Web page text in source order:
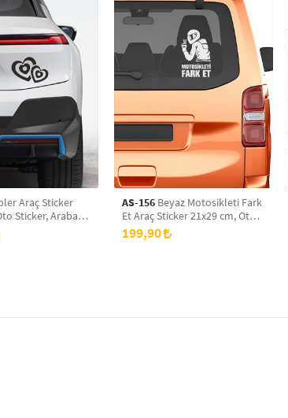
ve çıkarılabilir özellikleriyle de öne çıkar. Yüksek kaliteli
bu stickerlar, araca zarar vermeden temiz bir şekilde çıkarılabilir.
suya, güneşe ve kirlenmeye karşı dayanıklı olacak şekilde üretilir,
bir şekilde görsel bir etki yaratır. Hem estetik hem de fonksiyonel
her türlü araca kolayca uygulanabilir ve sürücüler için
Araç Sticker
Sticker, Araba
AS-156 Beyaz Motosikleti Fark
Et Araç Sticker 21x29 cm, Oto
Sticker, Araba Sticker
199,90